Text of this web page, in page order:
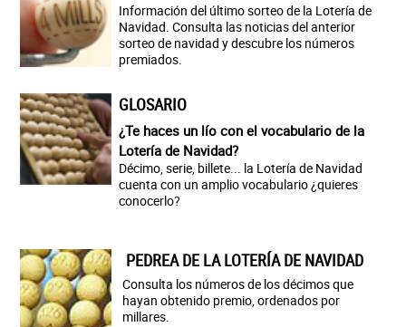
Información del último sorteo de la Lotería de
Navidad. Consulta las noticias del anterior
sorteo de navidad y descubre los números
premiados.
GLOSARIO
¿Te haces un lío con el vocabulario de la
Lotería de Navidad?
Décimo, serie, billete... la Lotería de Navidad
cuenta con un amplio vocabulario ¿quieres
conocerlo?
PEDREA DE LA LOTERÍA DE NAVIDAD
Consulta los números de los décimos que
hayan obtenido premio, ordenados por
millares.